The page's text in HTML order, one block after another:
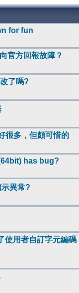
for fun
官方回報故障？
了嗎?
很多，但頗可惜的
has bug?
異常?
使用者自訂字元編碼